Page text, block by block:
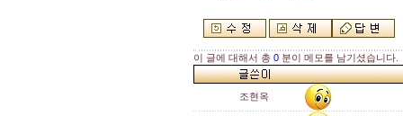
이 글에 대해서 총 0 분이 메모를 남기셨습니다.
조현옥